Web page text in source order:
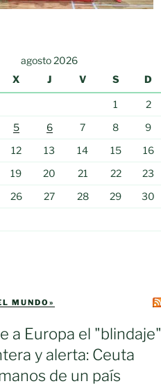
agosto 2026
X J V S D
1
2
5 6 7 8
9
12 13 14 15
16
19 20 21 22
23
26 27 28 29
30
MUNDO»
a Europa el "blindaje"
y alerta: Ceuta
de un país